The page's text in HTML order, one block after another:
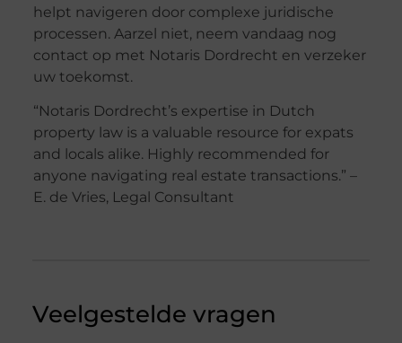
helpt navigeren door complexe juridische
processen. Aarzel niet, neem vandaag nog
contact op met Notaris Dordrecht en verzeker
uw toekomst.
“Notaris Dordrecht’s expertise in Dutch
property law is a valuable resource for expats
and locals alike. Highly recommended for
anyone navigating real estate transactions.” –
E. de Vries, Legal Consultant
Veelgestelde vragen